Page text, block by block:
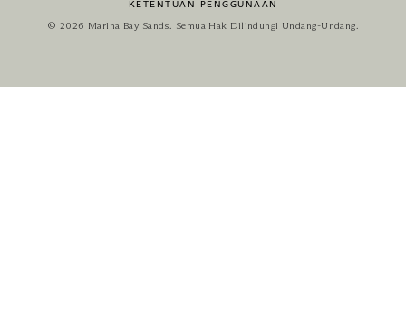
KETENTUAN PENGGUNAAN
© 2026 Marina Bay Sands. Semua Hak Dilindungi Undang-Undang.